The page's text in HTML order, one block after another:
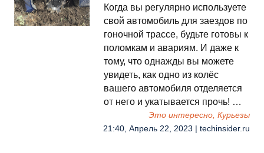
Когда вы регулярно используете
свой автомобиль для заездов по
гоночной трассе, будьте готовы к
поломкам и авариям. И даже к
тому, что однажды вы можете
увидеть, как одно из колёс
вашего автомобиля отделяется
от него и укатывается прочь! …
Это интересно, Курьезы
21:40, Апрель 22, 2023 | techinsider.ru